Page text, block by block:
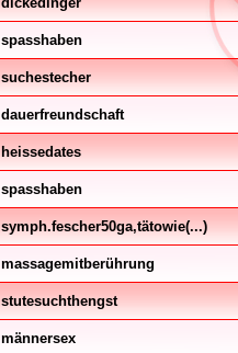
spasshaben
suchestecher
dauerfreundschaft
heissedates
spasshaben
symph.fescher50ga,tätowie(...)
massagemitberührung
stutesuchthengst
männersex